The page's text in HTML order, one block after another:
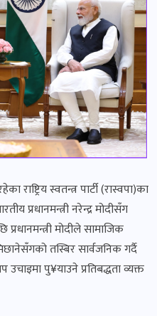
राष्ट्रिय स्वतन्त्र पार्टी (रास्वपा)का
प्रधानमन्त्री नरेन्द्र मोदीसँग
मोदीले सामाजिक
तस्बिर सार्वजनिक गर्दै
पु¥याउने प्रतिबद्धता व्यक्त